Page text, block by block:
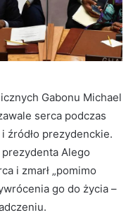
Gabonu Michael
serca podczas
źródło prezydenckie.
Alego
i zmarł „pomimo
go do życia –